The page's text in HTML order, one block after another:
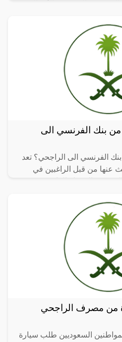
بنك الفرنسي الى
الفرنسي الى الراجحي؟ تعد
عنها من قبل الراغبين في
من مصرف الراجحي
السعوديين طلب سيارة